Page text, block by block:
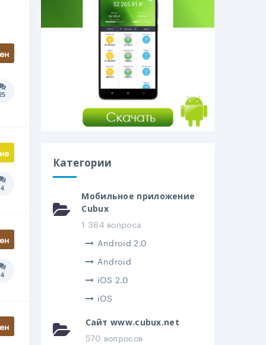
Количество ответов:
Количество ответов:
4
Количество ответов:
4
Категории
Мобильное приложение
Cubux
1 364 вопроса
Android 2.0
Android
iOS 2.0
iOS
Сайт www.cubux.net
570 вопросов